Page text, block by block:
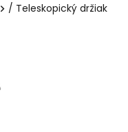
/ Teleskopický držiak